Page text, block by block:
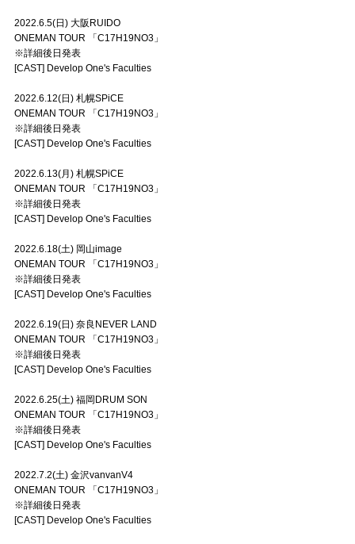
2022.6.5(日) 大阪RUIDO
ONEMAN TOUR 「C17H19NO3」
※詳細後日発表
[CAST] Develop One's Faculties
2022.6.12(日) 札幌SPiCE
ONEMAN TOUR 「C17H19NO3」
※詳細後日発表
[CAST] Develop One's Faculties
2022.6.13(月) 札幌SPiCE
ONEMAN TOUR 「C17H19NO3」
※詳細後日発表
[CAST] Develop One's Faculties
2022.6.18(土) 岡山image
ONEMAN TOUR 「C17H19NO3」
※詳細後日発表
[CAST] Develop One's Faculties
2022.6.19(日) 奈良NEVER LAND
ONEMAN TOUR 「C17H19NO3」
※詳細後日発表
[CAST] Develop One's Faculties
2022.6.25(土) 福岡DRUM SON
ONEMAN TOUR 「C17H19NO3」
※詳細後日発表
[CAST] Develop One's Faculties
2022.7.2(土) 金沢vanvanV4
ONEMAN TOUR 「C17H19NO3」
※詳細後日発表
[CAST] Develop One's Faculties